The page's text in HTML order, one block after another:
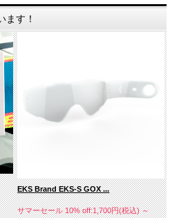
ます！
EKS Brand EKS-S GOX ...
サマーセール 10% off:1,700円(税込)～